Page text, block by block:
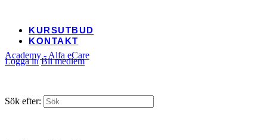
KURSUTBUD
KONTAKT
Logga in Bli medlem
Academy - Alfa eCare
Sök efter: